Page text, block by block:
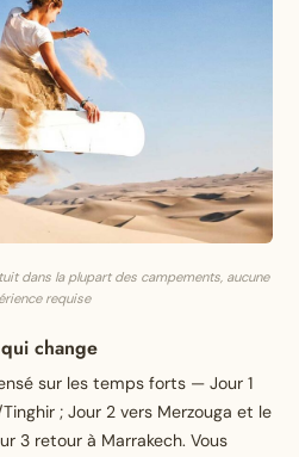
dans la plupart des campements, aucune
requise
change
sur les temps forts — Jour 1
; Jour 2 vers Merzouga et le
3 retour à Marrakech. Vous